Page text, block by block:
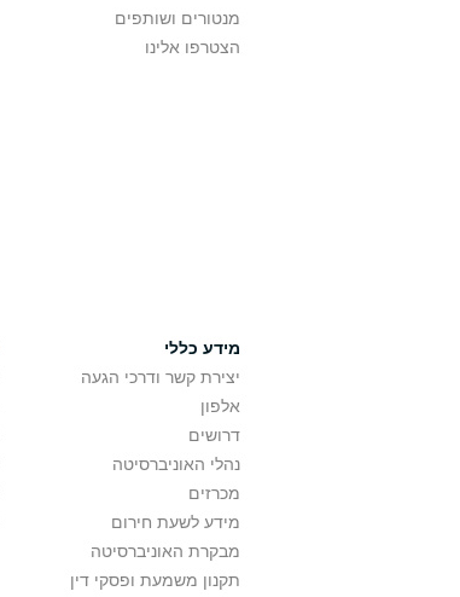
מנטורים ושותפים
הצטרפו אלינו
מידע כללי
יצירת קשר ודרכי הגעה
אלפון
דרושים
נהלי האוניברסיטה
מכרזים
מידע לשעת חירום
מבקרת האוניברסיטה
תקנון משמעת ופסקי דין